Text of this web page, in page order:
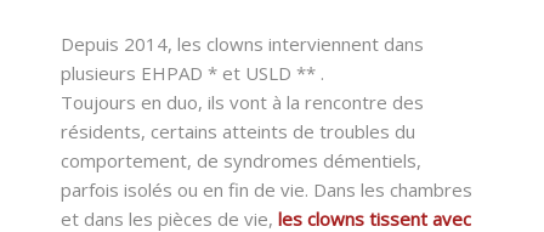
Depuis 2014, les clowns interviennent dans
plusieurs EHPAD * et USLD ** .
Toujours en duo, ils vont à la rencontre des
résidents, certains atteints de troubles du
comportement, de syndromes démentiels,
parfois isolés ou en fin de vie. Dans les chambres
et dans les pièces de vie, les clowns tissent avec